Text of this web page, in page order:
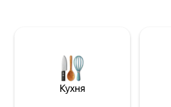
красивия площад в Севиля – Пласа
Санта Исабел, заобиколен от
манастири и с изглед от последния
етаж към повече от 14 кули на
Кухня